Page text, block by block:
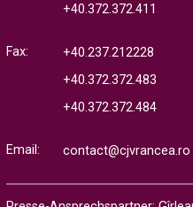
+40.372.372.411
Fax:
+40.237.212228
+40.372.372.483
+40.372.372.484
Email: contact@cjvrancea.ro